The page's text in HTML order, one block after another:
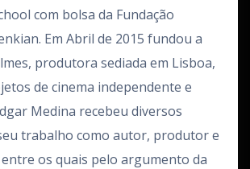
com bolsa da Fundação
Em Abril de 2015 fundou a
produtora sediada em Lisboa,
de cinema independente e
Medina recebeu diversos
trabalho como autor, produtor e
os quais pelo argumento da